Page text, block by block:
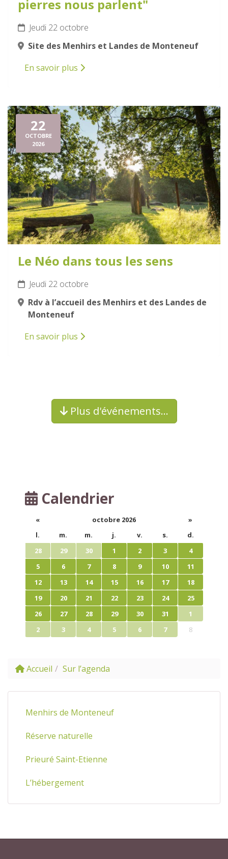
pierres nous parlent"
Jeudi 22 octobre
Site des Menhirs et Landes de Monteneuf
En savoir plus
22
OCTOBRE
2026
Le Néo dans tous les sens
Jeudi 22 octobre
Rdv à l’accueil des Menhirs et des Landes de
Monteneuf
En savoir plus
Plus d'événements…
Calendrier
« octobre 2026
»
l.
m. m. j. v. s.
d.
28
29 30 1 2 3
4
5
6 7 8 9 10
11
12
13 14 15 16 17
18
19
20 21 22 23 24
25
26
27 28 29 30 31
1
2
3 4 5 6 7 8
Accueil Sur l’agenda
Menhirs de Monteneuf
Réserve naturelle
Prieuré Saint-Etienne
L’hébergement